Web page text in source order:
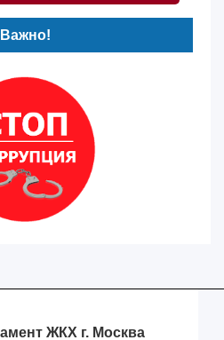
Важно!
ЖКХ г. Москва